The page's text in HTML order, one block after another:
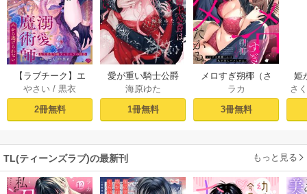
【ラブチーク】エ
ッチな倫理観の壊
れた世界で溺愛魔
術師から逃げられ
嬢フィリエラの困
惑～ act.1
やさい /黒衣
2冊無料
愛が重い騎士公爵
は、追放令嬢のす
べてを奪い尽くし
たい。【コミック
下ろし漫画付き】 1
海原ゆた
1冊無料
メロすぎ朔椰（さ
くや）くんは私を
沼にハメたがる。 1
ラカ
3冊無料
姫
さ
TL(ティーンズラブ)の最新刊 もっと見る